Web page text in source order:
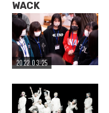
WACK
2022.03.25